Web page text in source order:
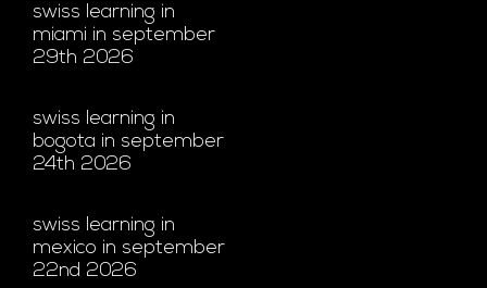
swiss learning in
miami in september
29th 2026
swiss learning in
bogota in september
24th 2026
swiss learning in
mexico in september
22nd 2026